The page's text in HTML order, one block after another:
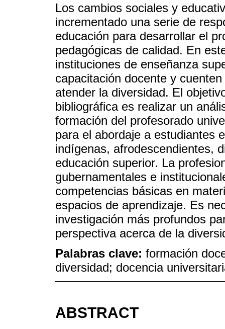
Los cambios sociales y
incrementado una serie de
educación para desarrollar el
pedagógicas de calidad. En
instituciones de enseñanza
capacitación docente y
atender la diversidad. El
bibliográfica es realizar un
formación del profesorado
para el abordaje a estudiantes
indígenas, afrodescendientes,
educación superior. La
gubernamentales e
competencias básicas en
espacios de aprendizaje. Es
investigación más profundos
perspectiva acerca de la
Palabras clave: formación
diversidad; docencia
ABSTRACT